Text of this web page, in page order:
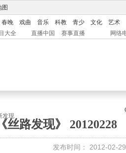
图
春晚 戏曲 音乐 科教 青少 文化
艺术
大全 直播中国 赛事直播 网络
发现
《丝路发现》 20120228
发布时间： 2012-02-